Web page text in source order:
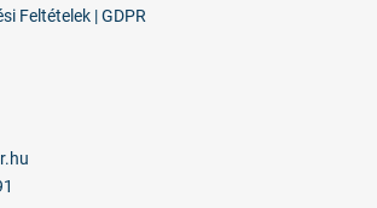
Feltételek | GDPR